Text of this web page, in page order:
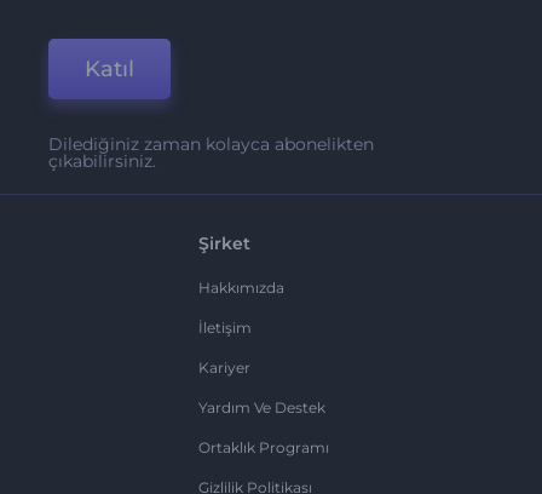
Katıl
Dilediğiniz zaman kolayca abonelikten
çıkabilirsiniz.
Şirket
Hakkımızda
İletişim
Kariyer
Yardım Ve Destek
Ortaklık Programı
Gizlilik Politikası